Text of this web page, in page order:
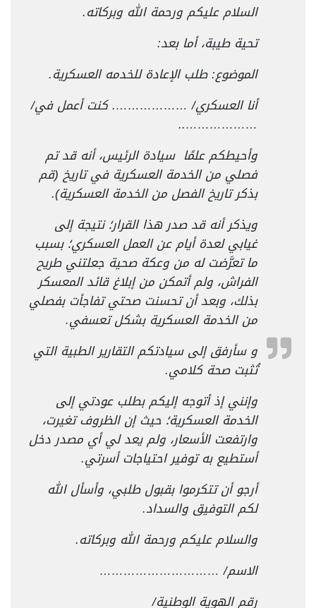
السلام عليكم ورحمة الله وبركاته.
تحية طيبة، أما بعد:
الموضوع: طلب الإعادة للخدمه العسكرية.
أنا العسكري/ ………………. كنت أعمل في/
………………..
وأحيطكم علمًا سيادة الرئيس، أنه قد تم
فصلي من الخدمة العسكرية في تاريخ (قم
بذكر تاريخ الفصل من الخدمة العسكرية).
ويذكر أنه قد صدر هذا القرار؛ نتيجة إلى
غيابي لعدة أيام عن العمل العسكري؛ بسبب
ما تعرَّضت له من وعكة صحية جعلتني طريح
الفراش، ولم أتمكن من إبلاغ قائد المعسكر
بذلك، وبعد أن تحسنت صحتي تفاجأت بفصلي
من الخدمة العسكرية بشكل تعسفي.
و سأرفق إلى سيادتكم التقارير الطبية التي
تُثبت صحة كلامي.
وإنني إذ أتوجه إليكم بطلب عودتي إلى
الخدمة العسكرية؛ حيث إن الظروف تغيرت،
وارتفعت الأسعار، ولم يعد لي أي مصدر دخل
أستطيع به توفير احتياجات أسرتي.
أرجو أن تتكرموا بقبول طلبي، وأسأل الله
لكم التوفيق والسداد.
والسلام عليكم ورحمة الله وبركاته.
الاسم/ …………………………
رقم الهوية الوطنية/